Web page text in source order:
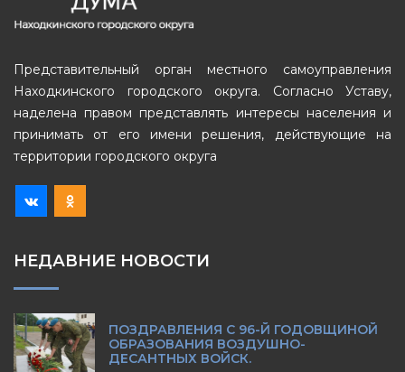
Представительный орган местного самоуправления
Находкинского городского округа. Согласно Уставу,
наделена правом представлять интересы населения и
принимать от его имени решения, действующие на
территории городского округа
НЕДАВНИЕ НОВОСТИ
ПОЗДРАВЛЕНИЯ С 96-Й ГОДОВЩИНОЙ
ОБРАЗОВАНИЯ ВОЗДУШНО-
ДЕСАНТНЫХ ВОЙСК.